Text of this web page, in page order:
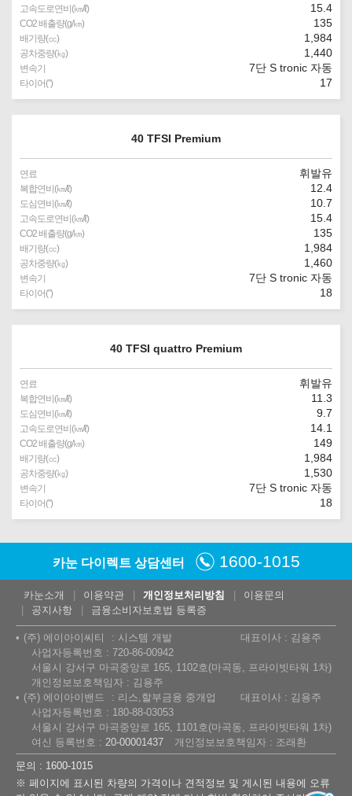
고속도로연비(㎞/ℓ) 15.4
CO2 배출량(g/㎞) 135
배기량(㏄) 1,984
공차중량(㎏) 1,440
변속기 7단 S tronic 자동
타이어(″) 17
40 TFSI Premium
연료 휘발유
복합연비(㎞/ℓ) 12.4
도심연비(㎞/ℓ) 10.7
고속도로연비(㎞/ℓ) 15.4
CO2 배출량(g/㎞) 135
배기량(㏄) 1,984
공차중량(㎏) 1,460
변속기 7단 S tronic 자동
타이어(″) 18
40 TFSI quattro Premium
연료 휘발유
복합연비(㎞/ℓ) 11.3
도심연비(㎞/ℓ) 9.7
고속도로연비(㎞/ℓ) 14.1
CO2 배출량(g/㎞) 149
배기량(㏄) 1,984
공차중량(㎏) 1,530
변속기 7단 S tronic 자동
타이어(″) 18
카눈 다이렉트 상담센터 1600-1015
카눈소개 이용약관 개인정보처리방침
이용문의
공지사항
금융소비자보호법 등록증
(주) 에이아이씨티 시스템 개발
대표이사 : 김용주
사업자등록번호 : 720-86-00942
서울시 강서구 마곡중앙로 165, 1102호(마곡동, 프라이빗타워 1차)
개인정보보호책임자 : 김용주
(주) 에이아이밴드
리스,할부금융 중개업
대표이사 : 김용주
사업자등록번호 : 180-88-03053
서울시 강서구 마곡중앙로 165, 1101호(마곡동, 프라이빗타워 1차)
여신 등록번호 : 20-00001437
개인정보보호책임자 : 조래환
문의 : 1600-1015
※ 페이지에 표시된 차량의 가격이나 견적정보 및 게시된 내용에 오류